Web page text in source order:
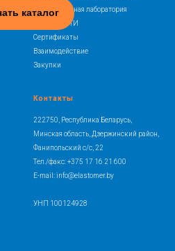
каталог
Испытательная лаборатория
Освоение РТИ
Сертификаты
Взаимодействие
Закупки
Контакты
222750, Республика Беларусь,
Минская область, Дзержинский район,
Фанипольский с/с, 22
Тел./факс: +375 17 16 21 600
E-mail: info@elastomer.by
УНП 100124928